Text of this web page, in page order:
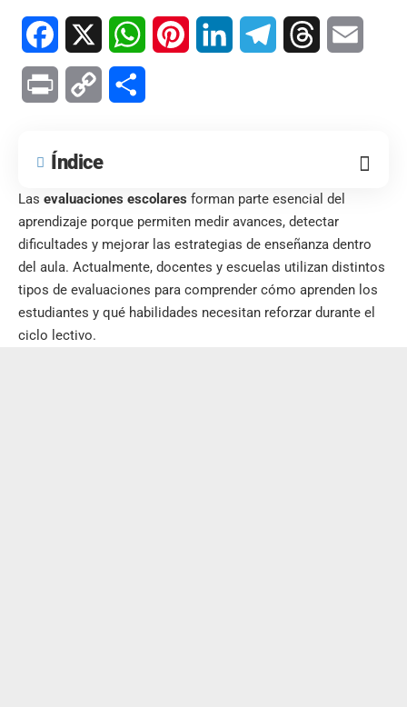
Facebook WhatsAppPinterest LinkedIn TelegramThreads
Print Copy
Índice
Las evaluaciones escolares forman parte esencial del
aprendizaje porque permiten medir avances, detectar
dificultades y mejorar las estrategias de enseñanza dentro
del aula. Actualmente, docentes y escuelas utilizan distintos
tipos de evaluaciones para comprender cómo aprenden los
estudiantes y qué habilidades necesitan reforzar durante el
ciclo lectivo.